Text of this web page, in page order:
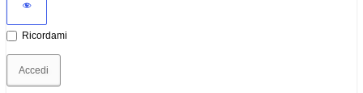
Ricordami